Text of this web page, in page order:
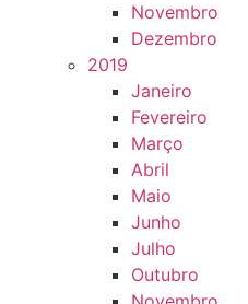
Novembro
Dezembro
2019
Janeiro
Fevereiro
Março
Abril
Maio
Junho
Julho
Outubro